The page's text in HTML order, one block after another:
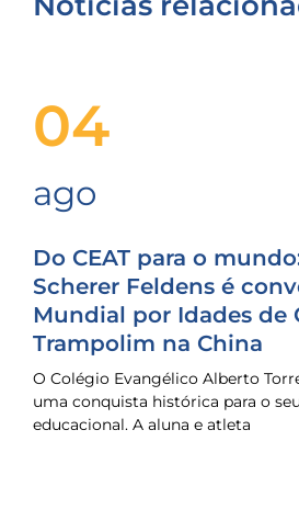
04
ago
Do CEAT para o
Scherer Feldens é
Mundial por Idades de
Trampolim na China
O Colégio Evangélico Alberto
uma conquista histórica para o
educacional. A aluna e atleta